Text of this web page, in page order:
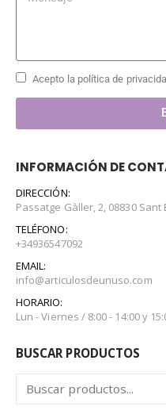
Acepto la política de
INFORMACIÓN DE
DIRECCIÓN:
Passatge Gàller, 2, 08830
TELÉFONO:
+34936547092
EMAIL:
info@articulosdeunuso.com
HORARIO:
Lun - Viernes / 8:00 - 14:00 y
BUSCAR PRODUCTOS